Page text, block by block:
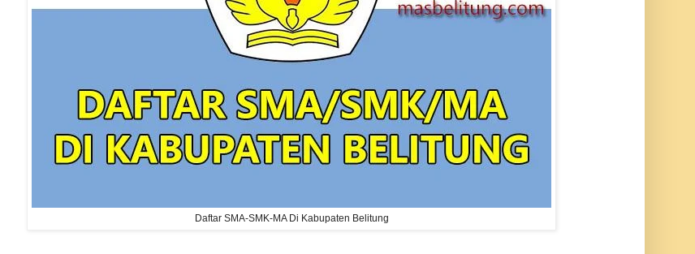
Daftar SMA-SMK-MA Di Kabupaten Belitung